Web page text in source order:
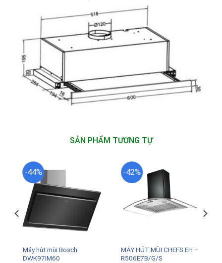
SẢN PHẨM TƯƠNG TỰ
-44%
Máy hút mùi Bosch
DWK97IM60
-42%
MÁY HÚT MÙI CHEFS EH –
R506E7B/G/S